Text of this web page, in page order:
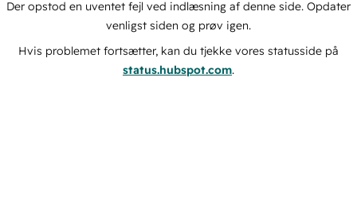
Der opstod en uventet fejl ved indlæsning af denne side. Opdater
venligst siden og prøv igen.
Hvis problemet fortsætter, kan du tjekke vores statusside på
status.hubspot.com.